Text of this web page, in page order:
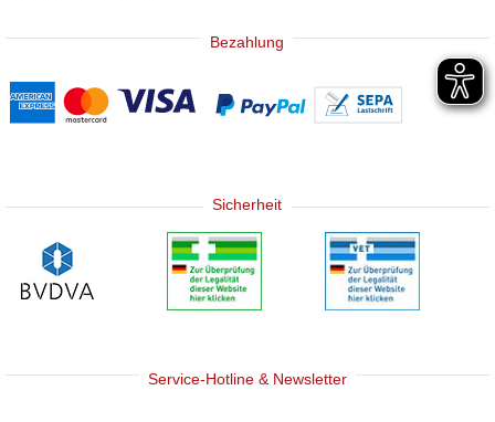
Bezahlung
Sicherheit
Service-Hotline & Newsletter